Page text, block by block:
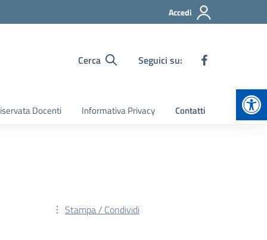
Accedi
Cerca Seguici su:
Docenti Informativa Privacy Contatti
Stampa / Condividi